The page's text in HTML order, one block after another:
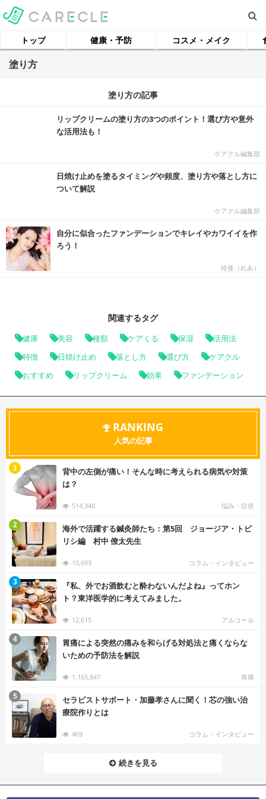
トップ 健康・予防 コスメ・メイク
塗り方
塗り方の記事
リップクリームの塗り方の3つのポイント！選び方や意外
な活用法も！
ケアクル編集部
日焼け止めを塗るタイミングや頻度、塗り方や落とし方に
ついて解説
ケアクル編集部
自分に似合ったファンデーションでキレイやカワイイを作
ろう！
玲亜（れあ）
関連するタグ
健康 美容 種類 ケアくる 保湿 活用法
特徴 日焼け止め 落とし方 選び方 ケアクル
おすすめ リップクリーム 効果 ファンデーション
RANKING
人気の記事
背中の左側が痛い！そんな時に考えられる病気や対策
は？
514,340 悩み・症状
1
海外で活躍する鍼灸師たち：第5回 ジョージア・トビ
リシ編 村中 僚太先生
10,693 コラム・インタビュー
2
『私、外でお酒飲むと酔わないんだよね』ってホン
ト？東洋医学的に考えてみました。
12,615 アルコール
3
胃痛による突然の痛みを和らげる対処法と痛くならな
いための予防法を解説
1,165,847 胃痛
4
セラピストサポート・加藤孝さんに聞く！芯の強い治
療院作りとは
469 コラム・インタビュー
5
続きを見る